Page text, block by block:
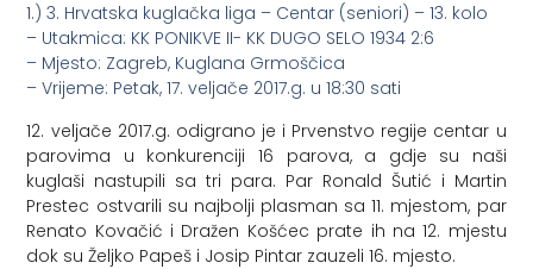
1.) 3. Hrvatska kuglačka liga – Centar (seniori) – 13. kolo
– Utakmica: KK PONIKVE II- KK DUGO SELO 1934 2:6
– Mjesto: Zagreb, Kuglana Grmoščica
– Vrijeme: Petak, 17. veljače 2017.g. u 18:30 sati
12. veljače 2017.g. odigrano je i Prvenstvo regije centar u
parovima u konkurenciji 16 parova, a gdje su naši
kuglaši nastupili sa tri para. Par Ronald Šutić i Martin
Prestec ostvarili su najbolji plasman sa 11. mjestom, par
Renato Kovačić i Dražen Košćec prate ih na 12. mjestu
dok su Željko Papeš i Josip Pintar zauzeli 16. mjesto.